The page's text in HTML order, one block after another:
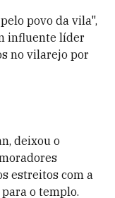
povo da vila",
influente líder
no vilarejo por
deixou o
estreitos com a
o templo.